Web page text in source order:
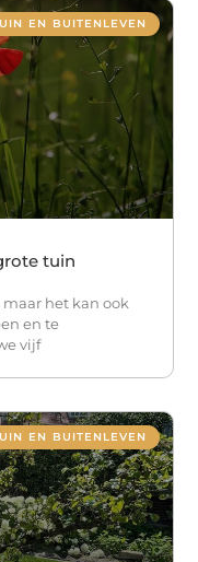
EN BUITENLEVEN
tuin
het kan ook
en te
vijf
EN BUITENLEVEN